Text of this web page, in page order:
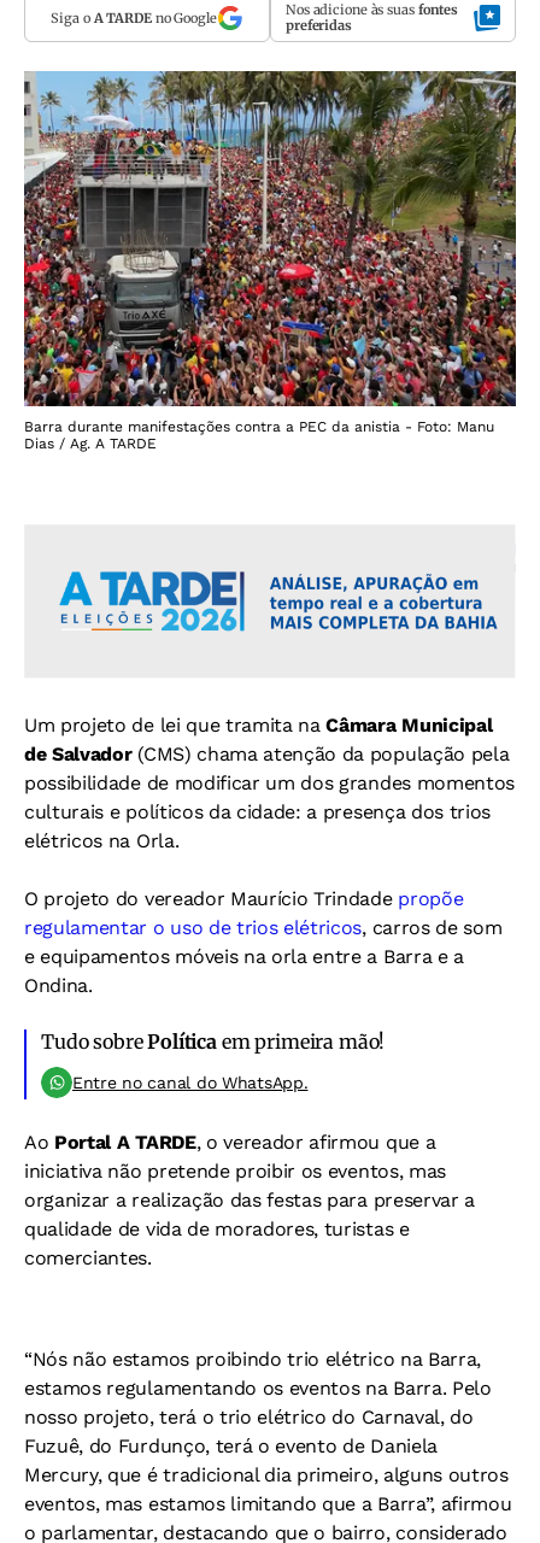
Siga o A TARDEno Google Nos adicione às suas fontes
preferidas
Barra durante manifestações contra a PEC da anistia - Foto: Manu
Dias / Ag. A TARDE
Um projeto de lei que tramita naCâmara Municipal
de Salvador(CMS) chama atenção da população pela
possibilidade de modificar um dos grandes momentos
culturais e políticos da cidade: a presença dos trios
elétricos na Orla.
O projeto do vereador Maurício Trindade propõe
regulamentar o uso de trios elétricos, carros de som
e equipamentos móveis na orla entre a Barra e a
Ondina.
Tudo sobrePolíticaem primeira mão!
Entre no canal do WhatsApp.
Ao Portal A TARDE, o vereador afirmou que a
iniciativa não pretende proibir os eventos, mas
organizar a realização das festas para preservar a
qualidade de vida de moradores, turistas e
comerciantes.
“Nós não estamos proibindo trio elétrico na Barra,
estamos regulamentando os eventos na Barra. Pelo
nosso projeto, terá o trio elétrico do Carnaval, do
Fuzuê, do Furdunço, terá o evento de Daniela
Mercury, que é tradicional dia primeiro, alguns outros
eventos, mas estamos limitando que a Barra”, afirmou
o parlamentar, destacando que o bairro, considerado